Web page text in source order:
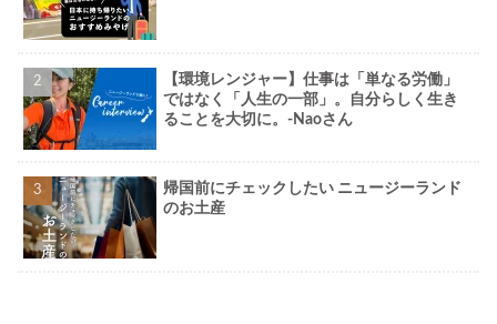
【環境レンジャー】仕事は「単なる労働」
ではなく「人生の一部」。自分らしく生き
ることを大切に。-Naoさん
帰国前にチェックしたい ニュージーランド
のお土産